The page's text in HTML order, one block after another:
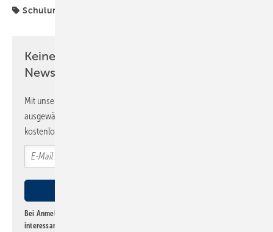
Schulungen
Keine Zeit? Kein Problem mit dem SBZ
Newsletter!
Mit unserem Newsletter erhalten Sie regelmäßig von uns
ausgewählte Informationen und Neuigkeiten, gebündelt und
kostenlos direkt ins Postfach.
Bei Anmeldung zu diesem Newsletter bin ich damit einverstanden, über
interessante Verlags- und Online-Angebote